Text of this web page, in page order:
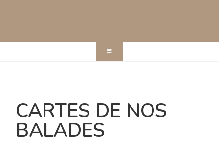
CARTES DE NOS
BALADES